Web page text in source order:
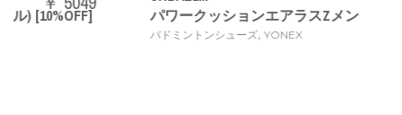
パワークッションエアラスZメン
バドミントンシューズ,YONEX